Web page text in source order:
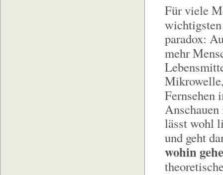
Für viele
paradox:
mehr
Fernsehen
lässt wohl
und geht
wohin